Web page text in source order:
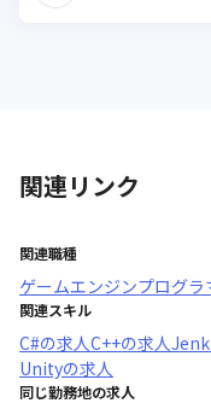
関連リンク
関連職種
ゲームエンジンプログラ
関連スキル
C#の求人C++の求人
Unityの求人
同じ勤務地の求人